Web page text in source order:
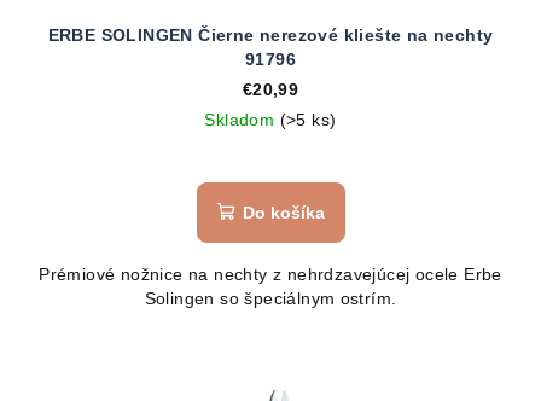
ERBE SOLINGEN Čierne nerezové kliešte na nechty
91796
€20,99
Skladom (>5 ks)
hodnotenie
produktu
z
5
Do košíka
Prémiové nožnice na nechty z nehrdzavejúcej ocele Erbe
Solingen so špeciálnym ostrím.